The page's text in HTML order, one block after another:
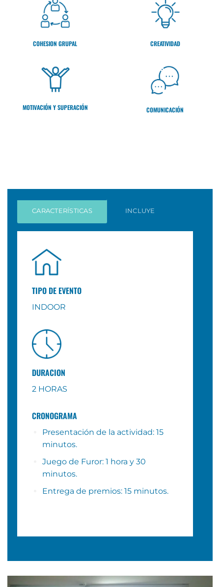
COHESION GRUPAL CREATIVIDAD
MOTIVACIÓN Y SUPERACIÓN COMUNICACIÓN
CARACTERÍSTICAS INCLUYE
TIPO DE EVENTO
INDOOR
DURACION
2 HORAS
CRONOGRAMA
Presentación de la actividad: 15
minutos.
Juego de Furor: 1 hora y 30
minutos.
Entrega de premios: 15 minutos.